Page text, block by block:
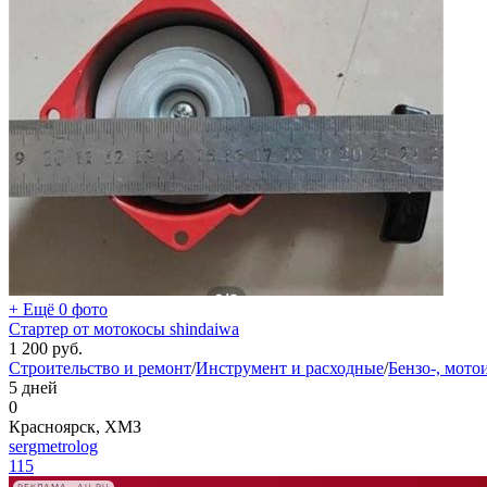
+ Ещё 0 фото
Стартер от мотокосы shindaiwa
1 200 руб.
Строительство и ремонт/Инструмент и расходные/Бензо-,
5 дней
0
Красноярск, ХМЗ
sergmetrolog
115